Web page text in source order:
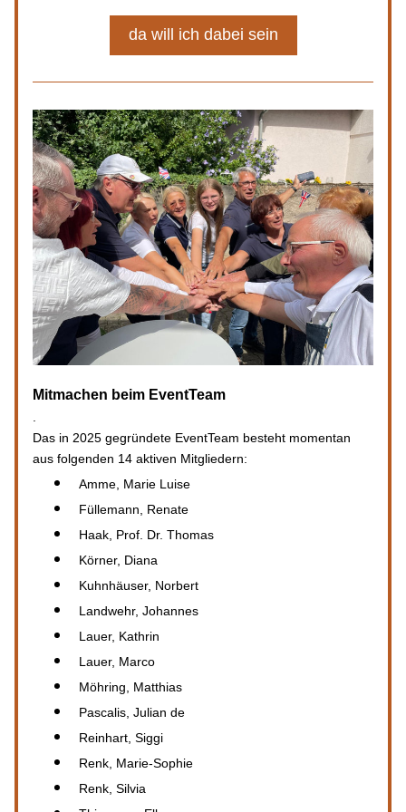
da will ich dabei sein
Mitmachen beim EventTeam
Das in 2025 gegründete EventTeam besteht momentan
aus folgenden 14 aktiven Mitgliedern:
Amme, Marie Luise
Füllemann, Renate
Haak, Prof. Dr. Thomas
Körner, Diana
Kuhnhäuser, Norbert
Landwehr, Johannes
Lauer, Kathrin
Lauer, Marco
Möhring, Matthias
Pascalis, Julian de
Reinhart, Siggi
Renk, Marie-Sophie
Renk, Silvia